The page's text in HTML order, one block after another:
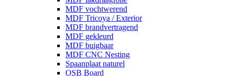
MDF vochtwerend
MDF Tricoya / Exterior
MDF brandvertragend
MDF gekleurd
MDF buigbaar
MDF CNC Nesting
Spaanplaat naturel
OSB Board